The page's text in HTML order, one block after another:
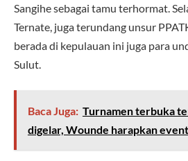
Sangihe sebagai tamu terhormat.
Ternate, juga terundang unsur
berada di kepulauan ini juga para
Sulut.
Baca Juga: Turnamen terbuka
digelar, Wounde harapkan